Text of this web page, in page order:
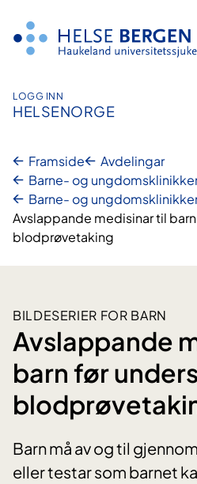
innhald
LOGG INN
HELSENORGE
Framside
Avdelingar
Barne- og
Barne- og
Avslappande medisinar til
blodprøvetaking
BILDESERIER FOR BARN
Avslappande
barn før
Barn må av og til
eller testar som barnet